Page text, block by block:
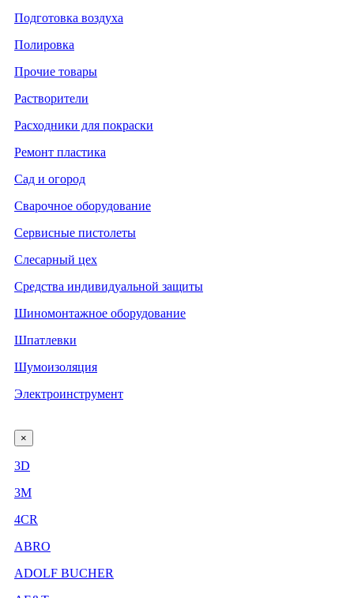
Подготовка воздуха
Полировка
Прочие товары
Растворители
Расходники для покраски
Ремонт пластика
Сад и огород
Сварочное оборудование
Сервисные пистолеты
Слесарный цех
Средства индивидуальной защиты
Шиномонтажное оборудование
Шпатлевки
Шумоизоляция
Электроинструмент
×
3D
3М
4CR
ABRO
ADOLF BUCHER